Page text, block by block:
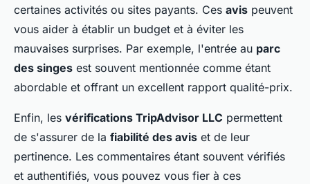
certaines activités ou sites payants. Ces avis peuvent
vous aider à établir un budget et à éviter les
mauvaises surprises. Par exemple, l'entrée au parc
des singes est souvent mentionnée comme étant
abordable et offrant un excellent rapport qualité-prix.
Enfin, les vérifications TripAdvisor LLC permettent
de s'assurer de la fiabilité des avis et de leur
pertinence. Les commentaires étant souvent vérifiés
et authentifiés, vous pouvez vous fier à ces